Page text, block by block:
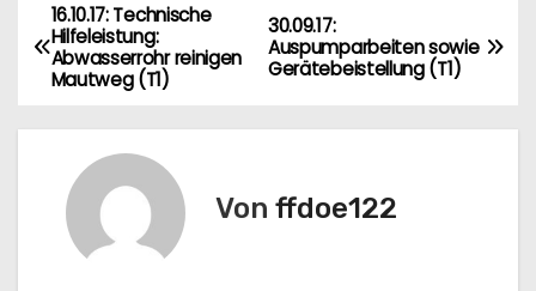
B
e
i
30.09.17:
Auspumparbeiten sowie
Gerätebeistellung (T1)
16.10.17: Technische
Hilfeleistung:
Abwasserrohr reinigen
Mautweg (T1)
Von ffdoe122